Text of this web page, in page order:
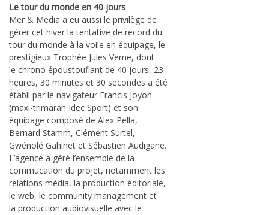
Le tour du monde en 40 jours
Mer & Media a eu aussi le privilège de
gérer cet hiver la tentative de record du
tour du monde à la voile en équipage, le
prestigieux Trophée Jules Verne, dont
le chrono époustouflant de 40 jours, 23
heures, 30 minutes et 30 secondes a été
établi par le navigateur Francis Joyon
(maxi-trimaran Idec Sport) et son
équipage composé de Alex Pella,
Bernard Stamm, Clément Surtel,
Gwénolé Gahinet et Sébastien Audigane.
L’agence a géré l’ensemble de la
commucation du projet, notamment les
relations média, la production éditoriale,
le web, le community management et
la production audiovisuelle avec le